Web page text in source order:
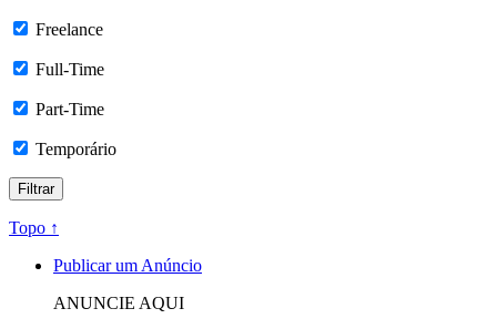
Freelance
Full-Time
Part-Time
Temporário
Topo ↑
Publicar um Anúncio
ANUNCIE AQUI